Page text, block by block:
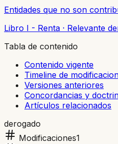
Entidades que no son
Libro I - Renta · Relevante
Tabla de contenido
Contenido vigente
Timeline de
Versiones anteriores
Concordancias y
Artículos relacionados
derogado
Modificaciones1